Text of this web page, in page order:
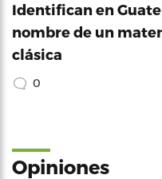
Identifican en
nombre de un
clásica
0
Opiniones